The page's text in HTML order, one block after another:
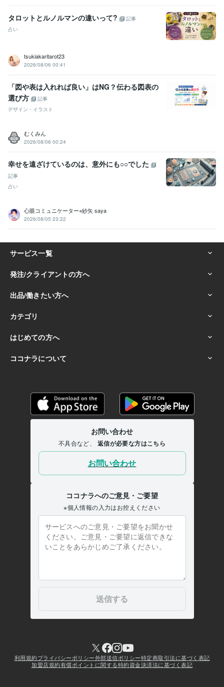
タロットとルノルマンの違いって?
記事
占い
tsukiakaritarot23
2026/08/06 00:41
「図や表は入れれば良い」はNG？伝わる図表の
選び方
記事
デザイン・イラスト
むくみん
2026/08/06 00:24
幸せを遠ざけているのは、意外にも○○でした
記事
占い
心眼コミュニケーター⭐︎紗矢 saya
2026/08/05 23:22